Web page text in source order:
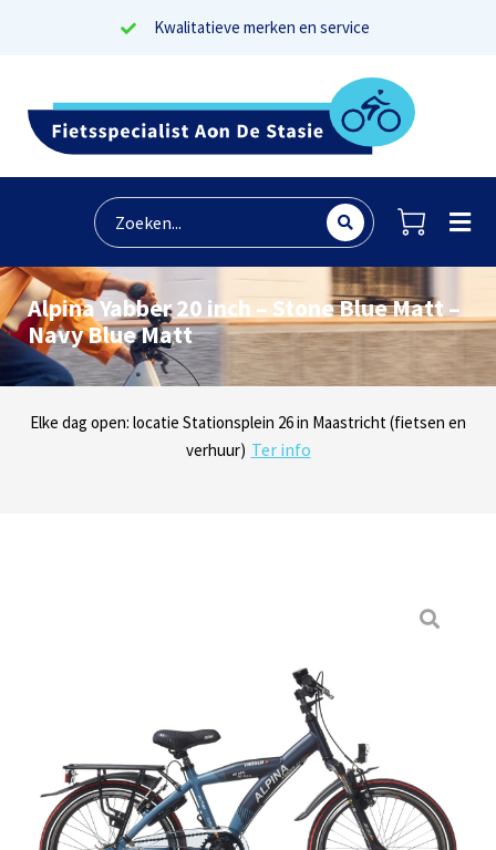
Kwalitatieve merken en service
Alpina Yabber 20 inch – Stone Blue Matt –
Navy Blue Matt
Dinsdag t/m zaterdag geopen: locaties Sphinxlunet 1 in Maastricht
(e-bikes) en Maaseikersteenweg 183 in Lanaken (fietsen en e-
Elke dag open: locatie Stationsplein 26 in Maastricht (fietsen en
verhuur) Ter info
Onze missie? Tevreden klanten! Lees reviews